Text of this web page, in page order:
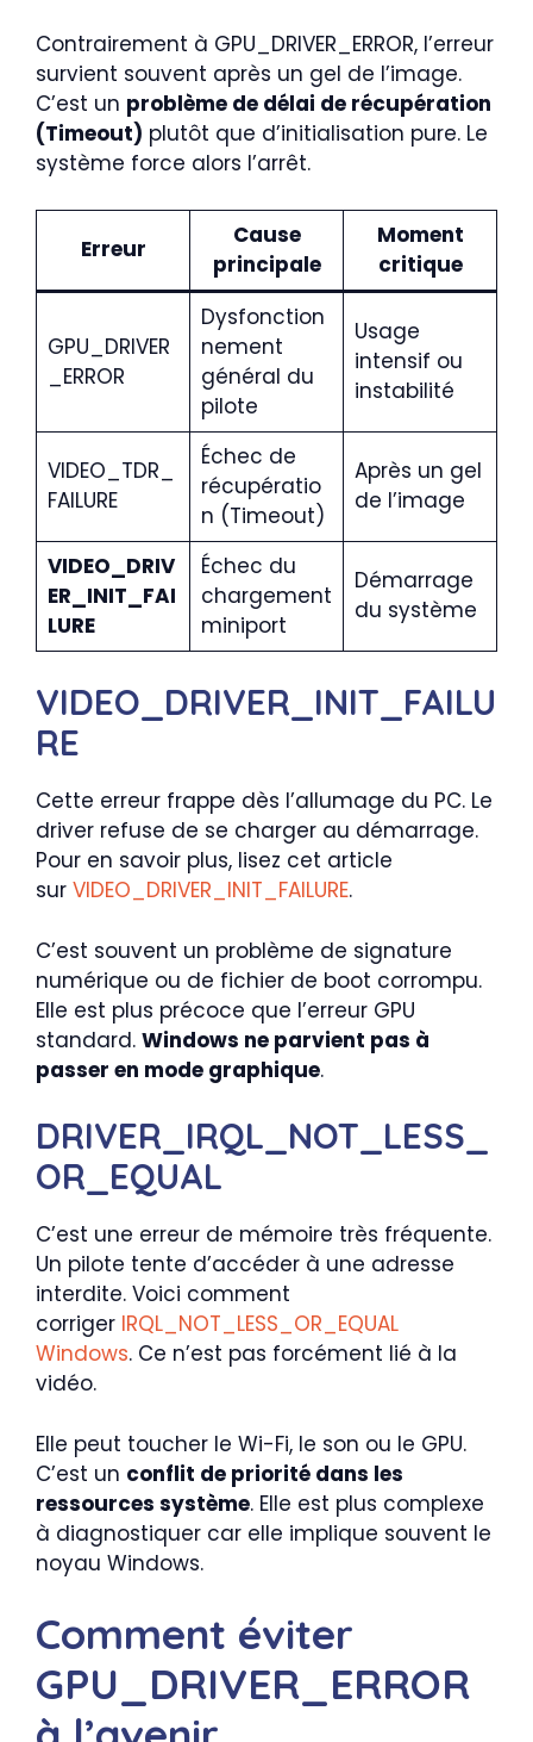
Contrairement à GPU_DRIVER_ERROR, l’erreur
survient souvent après un gel de l’image.
C’est un problème de délai de récupération
(Timeout) plutôt que d’initialisation pure. Le
système force alors l’arrêt.
Erreur
Cause
principale
Moment
critique
GPU_DRIVER
_ERROR
Dysfonction
nement
général du
pilote
Usage
intensif ou
instabilité
VIDEO_TDR_
FAILURE
Échec de
récupératio
n (Timeout)
Après un gel
de l’image
VIDEO_DRIV
ER_INIT_FAI
LURE
Échec du
chargement
miniport
Démarrage
du système
VIDEO_DRIVER_INIT_FAILU
RE
Cette erreur frappe dès l’allumage du PC. Le
driver refuse de se charger au démarrage.
Pour en savoir plus, lisez cet article
sur VIDEO_DRIVER_INIT_FAILURE.
C’est souvent un problème de signature
numérique ou de fichier de boot corrompu.
Elle est plus précoce que l’erreur GPU
standard. Windows ne parvient pas à
passer en mode graphique.
DRIVER_ IRQL_NOT_LESS_
OR_EQUAL
C’est une erreur de mémoire très fréquente.
Un pilote tente d’accéder à une adresse
interdite. Voici comment
corriger IRQL_NOT_LESS_OR_EQUAL
Windows. Ce n’est pas forcément lié à la
vidéo.
Elle peut toucher le Wi-Fi, le son ou le GPU.
C’est un conflit de priorité dans les
ressources système. Elle est plus complexe
à diagnostiquer car elle implique souvent le
noyau Windows.
Comment éviter
GPU_DRIVER_ERROR